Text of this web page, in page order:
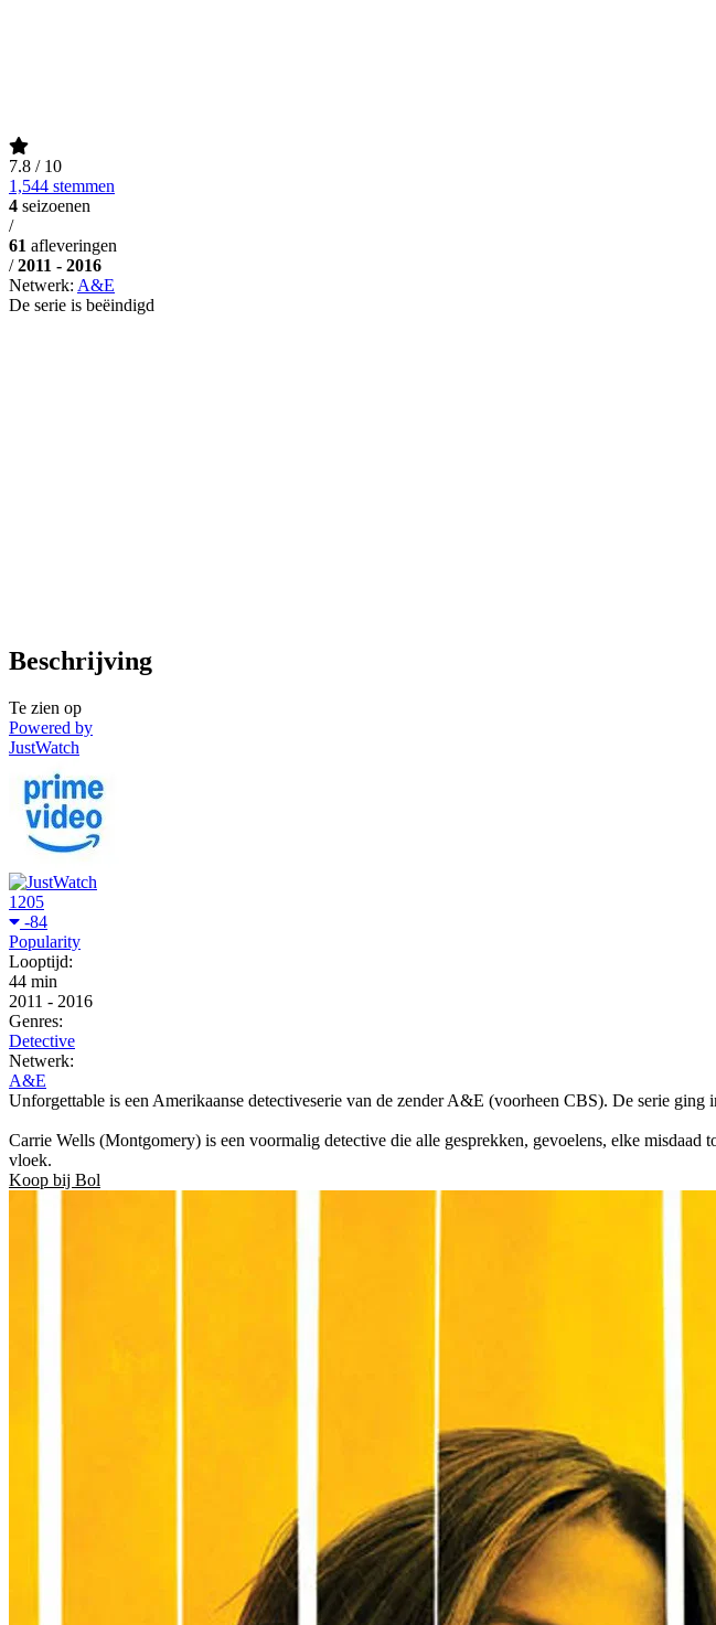
7.8 / 10
1,544 stemmen
4 seizoenen
/
61 afleveringen
/ 2011 - 2016
Netwerk: A&E
De serie is beëindigd
Beschrijving
Te zien op
Powered by
JustWatch
1205
-84
Popularity
Looptijd:
44 min
2011 - 2016
Genres:
Detective
Netwerk:
A&E
Unforgettable is een Amerikaanse detectiveserie van de zender A&E (voorheen CBS). De serie ging
Carrie Wells (Montgomery) is een voormalig detective die alle gesprekken, gevoelens, elke
vloek.
Koop bij Bol